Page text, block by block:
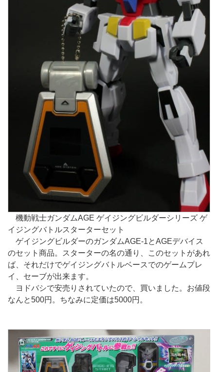
機動戦士ガンダムAGE ゲイジングビルダーシリーズ ゲ
イジングバトルスターターセット
ゲイジングビルダーのガンダムAGE-1とAGEデバイス
のセット商品。スターターの名の通り、このセットがあれ
ば、それだけでゲイジングバトルベースでのゲームプレ
イ、セーブが出来ます。
ヨドバシで安売りされていたので、買いました。お値段
なんと500円。ちなみに定価は5000円。